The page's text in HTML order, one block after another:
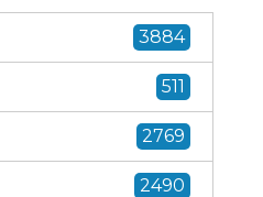
3884
511
2769
2490